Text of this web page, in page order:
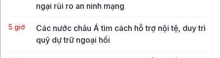
ngại rủi ro an ninh mạng
5 giờ
Các nước châu Á tìm cách hỗ trợ nội tệ, duy trì
quỹ dự trữ ngoại hối